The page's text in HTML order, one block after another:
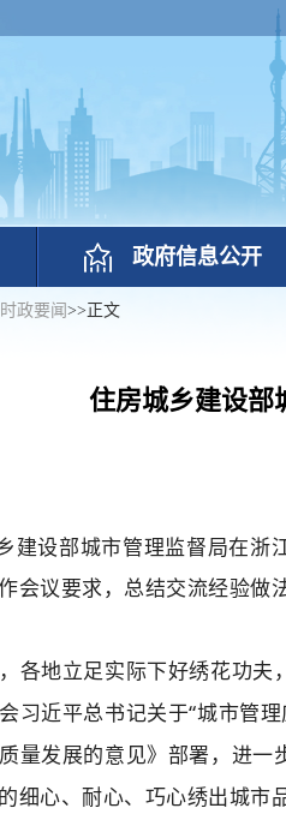
政府信息公开
时政要闻 >> 正文
住房城乡建设部
建设部城市管理监督局在浙
会议要求， 总结交流经验做
各地立足实际下好绣花功夫
习近平总书记关于“城市管
量发展的意见》 部署 ， 进一
细心、耐心、巧心绣出城市